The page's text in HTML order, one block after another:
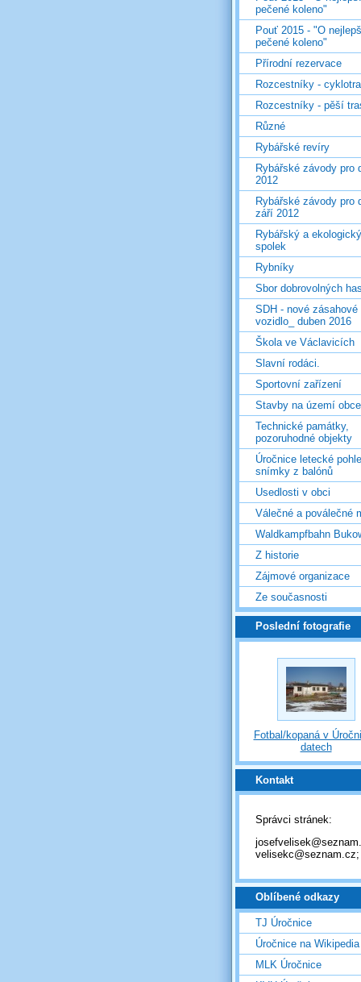
pečené koleno"
Pouť 2015 - "O
pečené koleno"
Přírodní rezervace
Rozcestníky -
Rozcestníky - pěší
Různé
Rybářské revíry
Rybářské závody pro
2012
Rybářské závody pro
září 2012
Rybářský a ekologický
spolek
Rybníky
Sbor dobrovolných
SDH - nové zásahové
vozidlo_ duben 2016
Škola ve Václavicích
Slavní rodáci.
Sportovní zařízení
Stavby na území obce
Technické památky,
pozoruhodné objekty
Úročnice letecké
snímky z balónů
Usedlosti v obci
Válečné a poválečné
Waldkampfbahn
Z historie
Zájmové organizace
Ze současnosti
Poslední fotografie
Fotbal/kopaná v
datech
Kontakt
Správci stránek:
velisekc@seznam.cz;
Oblíbené odkazy
TJ Úročnice
Úročnice na Wikipedia
MLK Úročnice